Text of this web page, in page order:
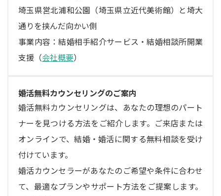
埼玉県営北浦和公園（埼玉県立近代美術館）と埼大
通りを挟んだ向かい側
事業内容：結婚相手紹介サービス・結婚相談所開業
支援（会社概要）
婚活無料カウンセリングのご案内
婚活無料カウンセリングは、あなたの理想のパート
ナーを見つける方法をご紹介します。ご来店または
オンラインで、結婚・婚活に関する無料相談を受け
付けています。
婚活カウンセラーがあなたのご希望や条件に合わせ
て、最適なプランやサポート方法をご提案します。